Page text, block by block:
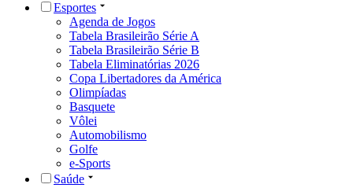
Esportes
Agenda de Jogos
Tabela Brasileirão Série A
Tabela Brasileirão Série B
Tabela Eliminatórias 2026
Copa Libertadores da América
Olimpíadas
Basquete
Vôlei
Automobilismo
Golfe
e-Sports
Saúde